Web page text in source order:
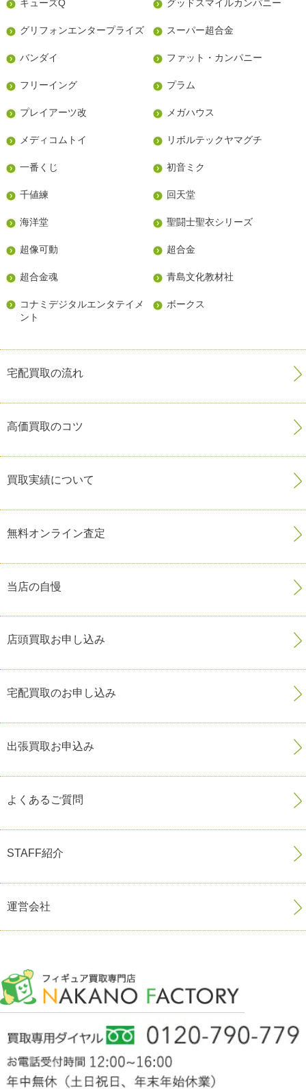
キューズQ グッドスマイルカンパニー
グリフォンエンタープライズ スーパー超合金
バンダイ ファット・カンパニー
フリーイング プラム
プレイアーツ改 メガハウス
メディコムトイ リボルテックヤマグチ
一番くじ 初音ミク
千値練 回天堂
海洋堂 聖闘士聖衣シリーズ
超像可動 超合金
超合金魂 青島文化教材社
コナミデジタルエンタテイメ
ント
ボークス
宅配買取の流れ
高価買取のコツ
買取実績について
無料オンライン査定
当店の自慢
店頭買取お申し込み
宅配買取のお申し込み
出張買取お申込み
よくあるご質問
STAFF紹介
運営会社